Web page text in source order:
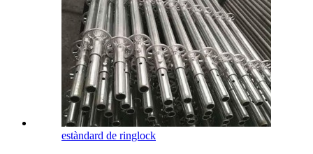
estàndard de ringlock